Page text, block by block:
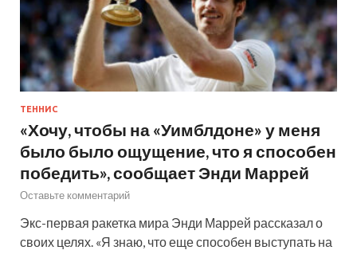
ТЕННИС
«Хочу, чтобы на «Уимблдоне» у меня
было было ощущение, что я способен
победить», сообщает Энди Маррей
Оставьте комментарий
Экс-первая ракетка мира Энди Маррей рассказал о
своих целях. «Я знаю, что еще способен выступать на